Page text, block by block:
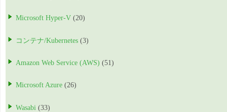
Microsoft Hyper-V (20)
コンテナ/Kubernetes (3)
Amazon Web Service (AWS) (51)
Microsoft Azure (26)
Wasabi (33)